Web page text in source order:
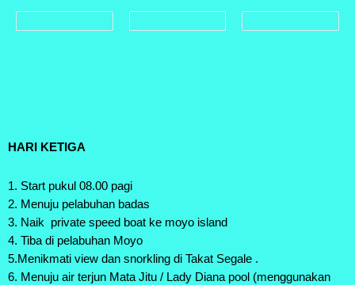
HARI KETIGA
1. Start pukul 08.00 pagi
2. Menuju pelabuhan badas
3. Naik private speed boat ke moyo island
4. Tiba di pelabuhan Moyo
5.Menikmati view dan snorkling di Takat Segale .
6. Menuju air terjun Mata Jitu / Lady Diana pool (menggunakan